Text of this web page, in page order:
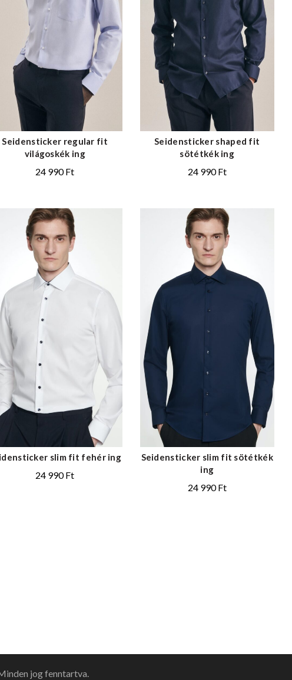
Seidensticker regular fit
világoskék ing
24 990Ft
Seidensticker shaped fit
sötétkék ing
24 990Ft
slim fit fehér ing
24 990Ft
Seidensticker slim fit sötétkék
ing
24 990Ft
jog fenntartva.